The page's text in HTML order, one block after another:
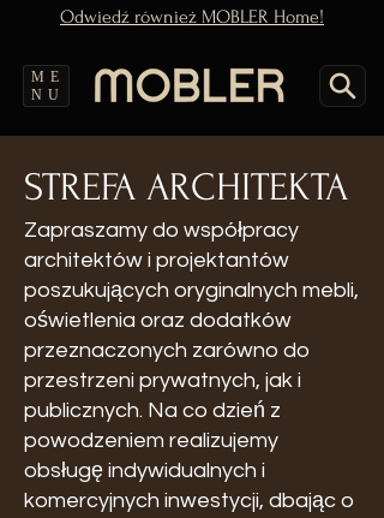
ME
NU
Odwiedź również MOBLER Home!
STREFA ARCHITEKTA
Zapraszamy do współpracy
architektów i projektantów
poszukujących oryginalnych mebli,
oświetlenia oraz dodatków
przeznaczonych zarówno do
przestrzeni prywatnych, jak i
publicznych. Na co dzień z
powodzeniem realizujemy
obsługę indywidualnych i
komercyjnych inwestycji, dbając o